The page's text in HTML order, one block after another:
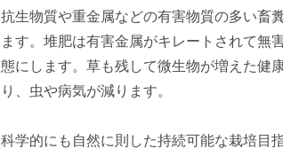
抗生物質や重金属などの有害物質の多い畜
ます。堆肥は有害金属がキレートされて無
態にします。草も残して微生物が増えた健
り、虫や病気が減ります。
科学的にも自然に則した持続可能な栽培目